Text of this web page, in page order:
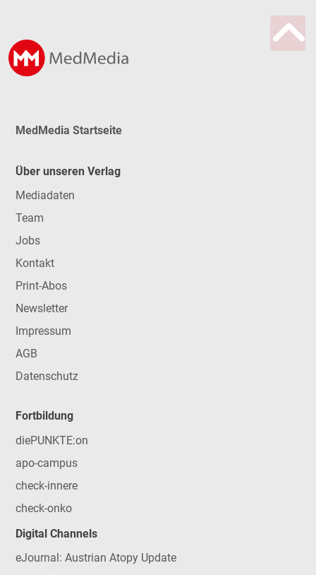
MedMedia Startseite
Über unseren Verlag
Mediadaten
Team
Jobs
Kontakt
Print-Abos
Newsletter
Impressum
AGB
Datenschutz
Fortbildung
diePUNKTE:on
apo-campus
check-innere
check-onko
Digital Channels
eJournal: Austrian Atopy Update